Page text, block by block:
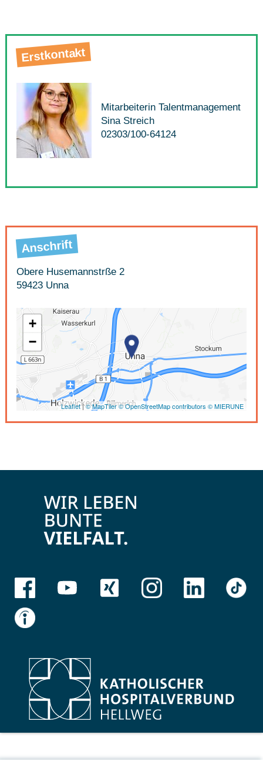
Erstkontakt
Mitarbeiterin Talentmanagement
Sina Streich
02303/100-64124
Anschrift
Obere Husemannstrße 2
59423 Unna